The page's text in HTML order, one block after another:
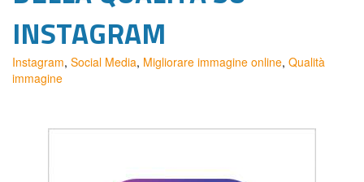
INSTAGRAM
Instagram, Social Media, Migliorare immagine online, Qualità
immagine